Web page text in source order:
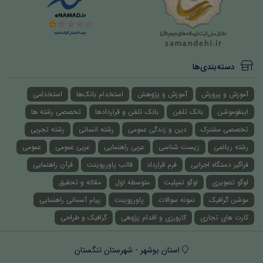
دسته‌بندی‌ها
آموزش و پرورش آموزش و پژوهش استخدام بانک‌ها
استخدامی
اینفوموشن
بانک تلفن بانک تلفن و قراردادها
تخصصی رشته ها
تخصصی مشترک
دین و زندگی عمومی رشته انسانی
رشته تجربی
رشته ریاضی
زیست شناسی عربی راهنمایی عربی عمومی
عمومی
فراگیر دستگاه اجرایی
فرم قرارداد قالب پاورپوینت
قرآن راهنمایی
لوگو تصویری
لوگو تمپلیت متوسطه اول
مقاله و تحقیق
موشن گرافیک
نمونه سوالات پاورپوینت
پیام آسمانی راهنمایی
کارت های تجاری
کارورزی و اقدام پژوهی گرافیک و طراحی
استان بوشهر - شهرستان تنگستان